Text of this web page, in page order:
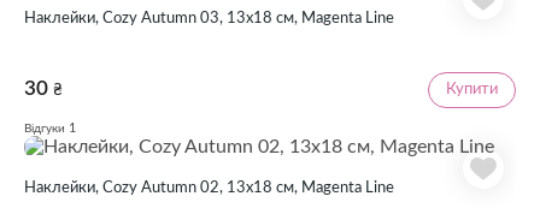
Наклейки, Cozy Autumn 03, 13х18 см, Magenta Line
30 ₴ Купити
Відгуки 1
Наклейки, Cozy Autumn 02, 13х18 см, Magenta Line